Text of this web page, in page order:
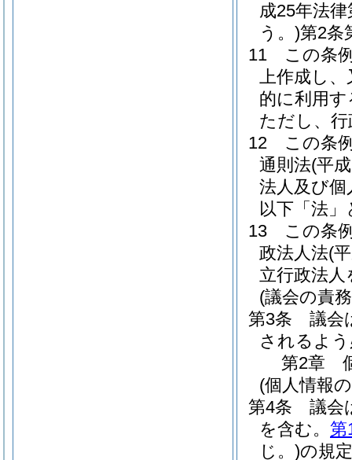
成25年法
う。)第2条
11
この条
上作成し
的に利用
ただし、
12
この条
通則法(平
法人及び
以下「法
13
この条
政法人法(
立行政法
(議会の責
第3条
議会
されるよ
第2章
(個人情報
第4条
議会
を含む。 第
じ。)の規